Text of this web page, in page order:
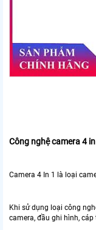
Công nghệ camera 4
Camera 4 In 1 là loại
Khi sử dụng loại công
camera, đầu ghi hình,